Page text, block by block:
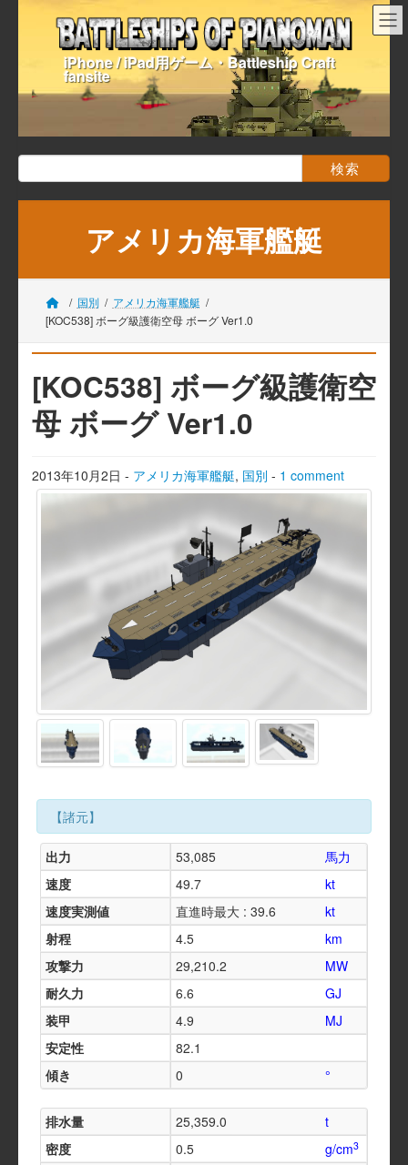
へ
キ
ッ
ョ
に
移
iPhone / iPad用ゲーム・Battleship Craft
fansite
検
索:
アメリカ海軍艦艇
国別
アメリカ海軍艦艇
[KOC538] ボーグ級護衛空母 ボーグ Ver1.0
[KOC538] ボーグ級護衛空
母 ボーグ Ver1.0
2013年10月2日 - アメリカ海軍艦艇, 国別 - 1 comment
【諸元】
出力 53,085
馬力
速度
49.7
kt
速度実測値
直進時最大 : 39.6
kt
射程
4.5
km
攻撃力
29,210.2
MW
耐久力
6.6
GJ
装甲
4.9
MJ
安定性
82.1
傾き
0 °
排水量 25,359.0
t
密度
0.5 g/cm3